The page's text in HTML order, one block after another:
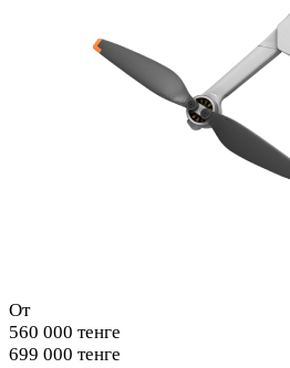
От
560 000 тенге
699 000 тенге